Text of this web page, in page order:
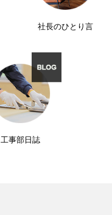
社長のひとり言
工事部日誌